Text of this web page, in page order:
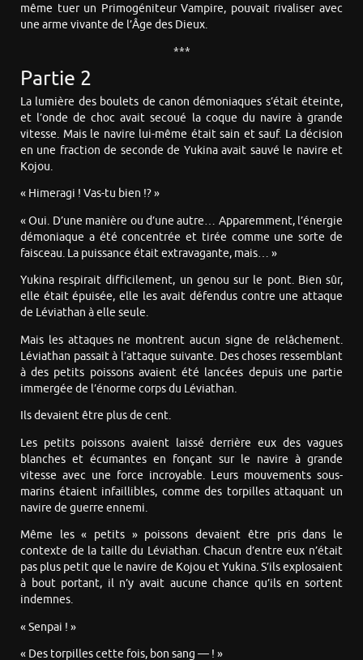
même tuer un Primogéniteur Vampire, pouvait rivaliser avec
une arme vivante de l’Âge des Dieux.
***
Partie 2
La lumière des boulets de canon démoniaques s’était éteinte,
et l’onde de choc avait secoué la coque du navire à grande
vitesse. Mais le navire lui-même était sain et sauf. La décision
en une fraction de seconde de Yukina avait sauvé le navire et
Kojou.
« Himeragi ! Vas-tu bien !? »
« Oui. D’une manière ou d’une autre… Apparemment, l’énergie
démoniaque a été concentrée et tirée comme une sorte de
faisceau. La puissance était extravagante, mais… »
Yukina respirait difficilement, un genou sur le pont. Bien sûr,
elle était épuisée, elle les avait défendus contre une attaque
de Léviathan à elle seule.
Mais les attaques ne montrent aucun signe de relâchement.
Léviathan passait à l’attaque suivante. Des choses ressemblant
à des petits poissons avaient été lancées depuis une partie
immergée de l’énorme corps du Léviathan.
Ils devaient être plus de cent.
Les petits poissons avaient laissé derrière eux des vagues
blanches et écumantes en fonçant sur le navire à grande
vitesse avec une force incroyable. Leurs mouvements sous-
marins étaient infaillibles, comme des torpilles attaquant un
navire de guerre ennemi.
Même les « petits » poissons devaient être pris dans le
contexte de la taille du Léviathan. Chacun d’entre eux n’était
pas plus petit que le navire de Kojou et Yukina. S’ils explosaient
à bout portant, il n’y avait aucune chance qu’ils en sortent
indemnes.
« Senpai ! »
« Des torpilles cette fois, bon sang — ! »